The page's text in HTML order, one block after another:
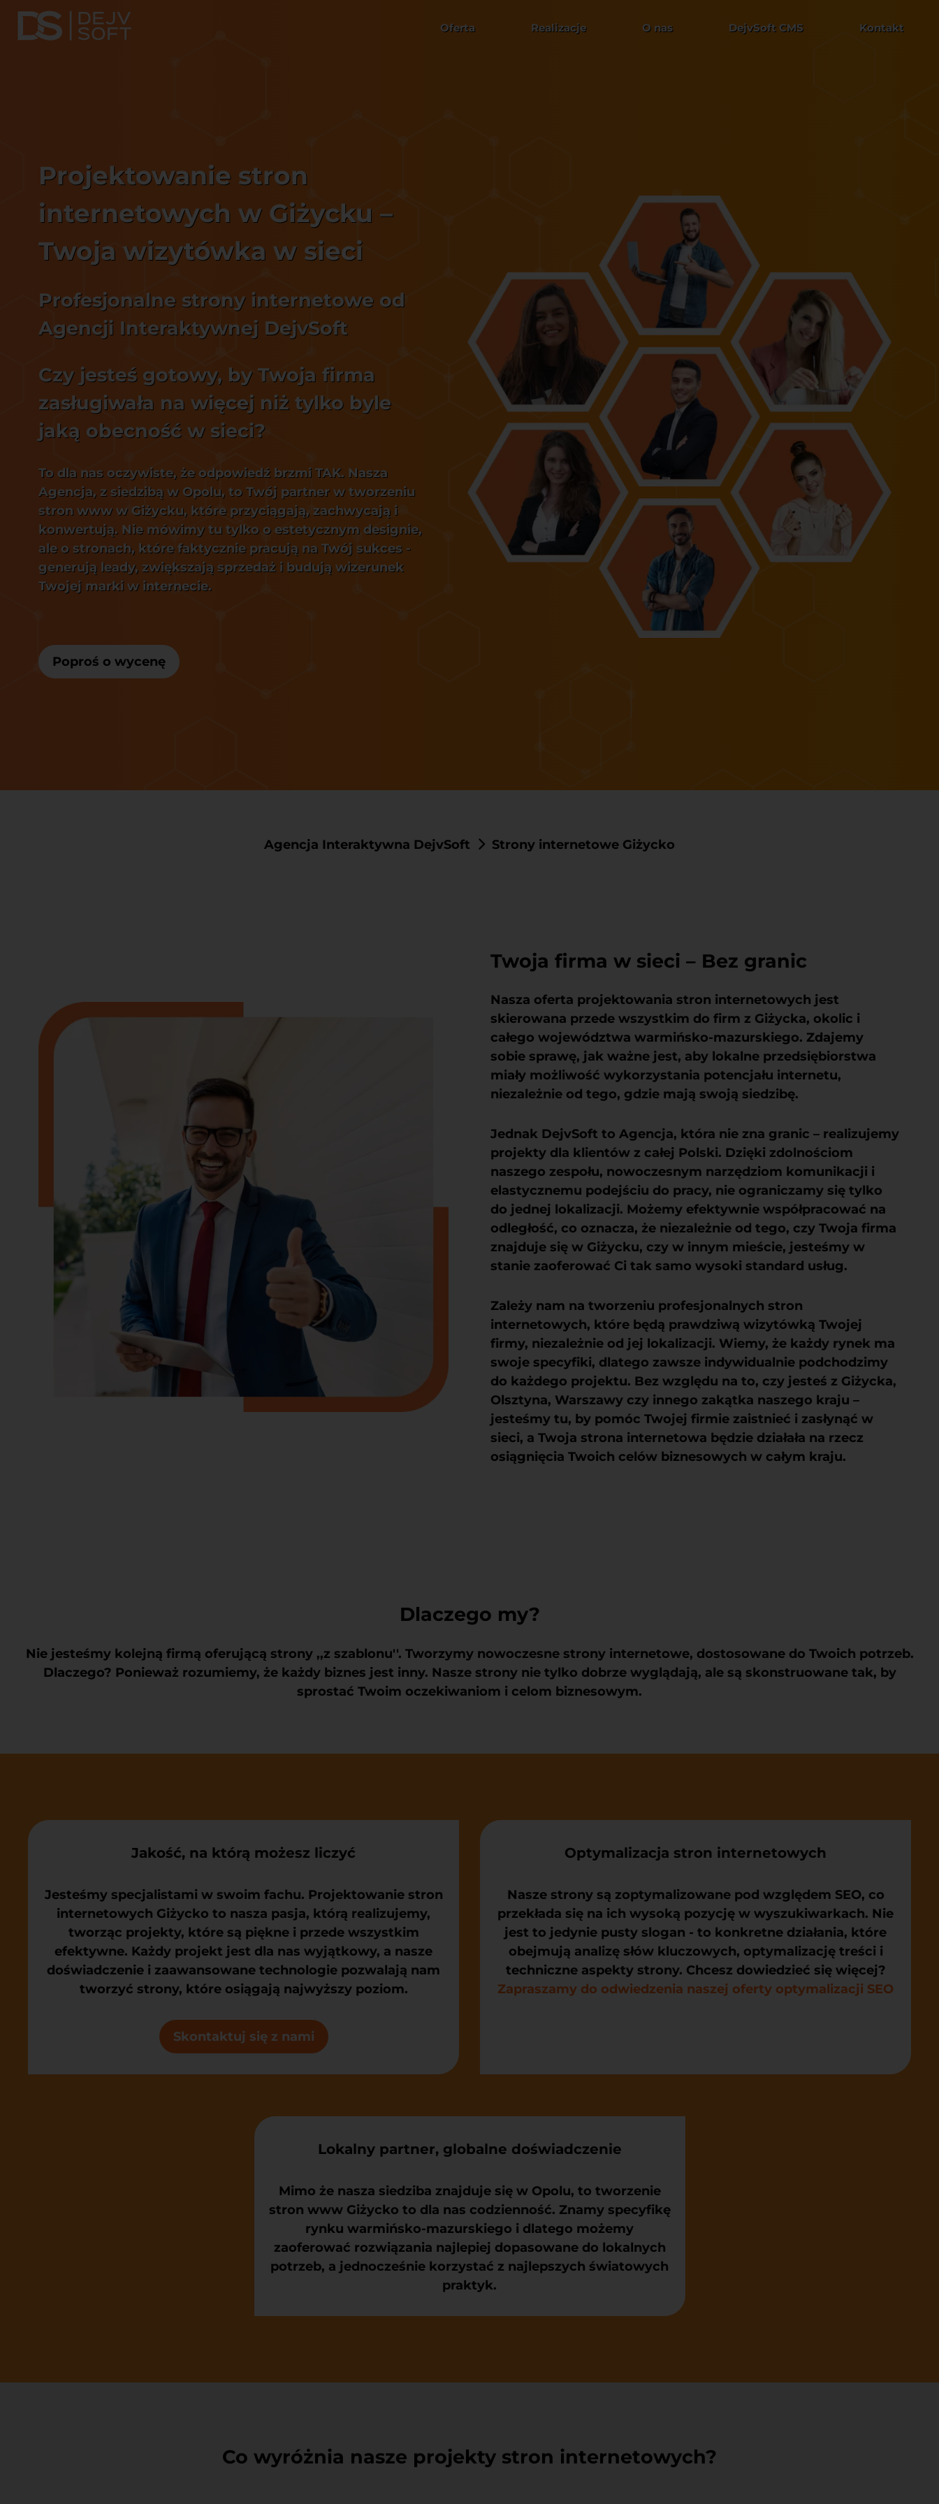
Oferta Realizacje O nas DejvSoft CMS Kontakt
Projektowanie stron
internetowych w Giżycku –
Twoja wizytówka w sieci
Profesjonalne strony internetowe od
Agencji Interaktywnej DejvSoft
Czy jesteś gotowy, by Twoja firma
zasługiwała na więcej niż tylko byle
jaką obecność w sieci?
To dla nas oczywiste, że odpowiedź brzmi TAK. Nasza
Agencja, z siedzibą w Opolu, to Twój partner w tworzeniu
stron www w Giżycku, które przyciągają, zachwycają i
konwertują. Nie mówimy tu tylko o estetycznym designie,
ale o stronach, które faktycznie pracują na Twój sukces -
generują leady, zwiększają sprzedaż i budują wizerunek
Twojej marki w internecie.
Poproś o wycenę
Agencja Interaktywna DejvSoft Strony internetowe Giżycko
Twoja firma w sieci – Bez granic
Nasza oferta projektowania stron internetowych jest
skierowana przede wszystkim do firm z Giżycka, okolic i
całego województwa warmińsko-mazurskiego. Zdajemy
sobie sprawę, jak ważne jest, aby lokalne przedsiębiorstwa
miały możliwość wykorzystania potencjału internetu,
niezależnie od tego, gdzie mają swoją siedzibę.
Jednak DejvSoft to Agencja, która nie zna granic – realizujemy
projekty dla klientów z całej Polski. Dzięki zdolnościom
naszego zespołu, nowoczesnym narzędziom komunikacji i
elastycznemu podejściu do pracy, nie ograniczamy się tylko
do jednej lokalizacji. Możemy efektywnie współpracować na
odległość, co oznacza, że niezależnie od tego, czy Twoja firma
znajduje się w Giżycku, czy w innym mieście, jesteśmy w
stanie zaoferować Ci tak samo wysoki standard usług.
Zależy nam na tworzeniu profesjonalnych stron
internetowych, które będą prawdziwą wizytówką Twojej
firmy, niezależnie od jej lokalizacji. Wiemy, że każdy rynek ma
swoje specyfiki, dlatego zawsze indywidualnie podchodzimy
do każdego projektu. Bez względu na to, czy jesteś z Giżycka,
Olsztyna, Warszawy czy innego zakątka naszego kraju –
jesteśmy tu, by pomóc Twojej firmie zaistnieć i zasłynąć w
sieci, a Twoja strona internetowa będzie działała na rzecz
osiągnięcia Twoich celów biznesowych w całym kraju.
Dlaczego my?
Nie jesteśmy kolejną firmą oferującą strony ,,z szablonu''. Tworzymy nowoczesne strony internetowe, dostosowane do Twoich potrzeb.
Dlaczego? Ponieważ rozumiemy, że każdy biznes jest inny. Nasze strony nie tylko dobrze wyglądają, ale są skonstruowane tak, by
sprostać Twoim oczekiwaniom i celom biznesowym.
Jakość, na którą możesz liczyć
Jesteśmy specjalistami w swoim fachu. Projektowanie stron
internetowych Giżycko to nasza pasja, którą realizujemy,
tworząc projekty, które są piękne i przede wszystkim
efektywne. Każdy projekt jest dla nas wyjątkowy, a nasze
doświadczenie i zaawansowane technologie pozwalają nam
tworzyć strony, które osiągają najwyższy poziom.
Skontaktuj się z nami
Optymalizacja stron internetowych
Nasze strony są zoptymalizowane pod względem SEO, co
przekłada się na ich wysoką pozycję w wyszukiwarkach. Nie
jest to jedynie pusty slogan - to konkretne działania, które
obejmują analizę słów kluczowych, optymalizację treści i
techniczne aspekty strony. Chcesz dowiedzieć się więcej?
Zapraszamy do odwiedzenia naszej oferty optymalizacji SEO
Lokalny partner, globalne doświadczenie
Mimo że nasza siedziba znajduje się w Opolu, to tworzenie
stron www Giżycko to dla nas codzienność. Znamy specyfikę
rynku warmińsko-mazurskiego i dlatego możemy
zaoferować rozwiązania najlepiej dopasowane do lokalnych
potrzeb, a jednocześnie korzystać z najlepszych światowych
praktyk.
Co wyróżnia nasze projekty stron internetowych?